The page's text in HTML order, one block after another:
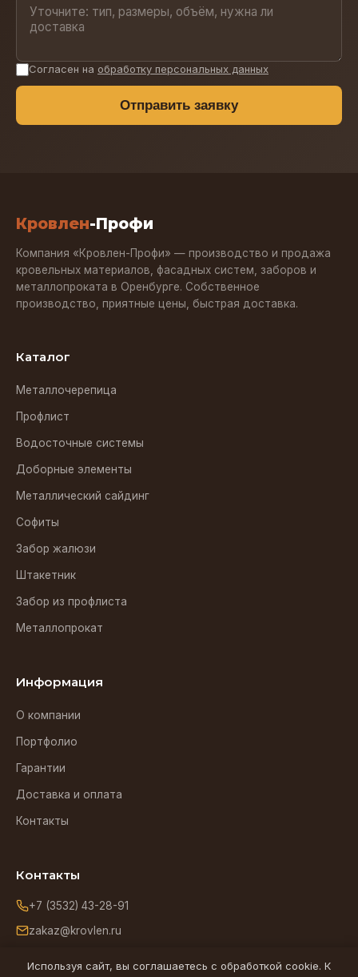
Согласен на обработку персональных данных
Отправить заявку
Кровлен-Профи
Компания «Кровлен-Профи» — производство и продажа
кровельных материалов, фасадных систем, заборов и
металлопроката в Оренбурге. Собственное
производство, приятные цены, быстрая доставка.
Каталог
Металлочерепица
Профлист
Водосточные системы
Доборные элементы
Металлический сайдинг
Софиты
Забор жалюзи
Штакетник
Забор из профлиста
Металлопрокат
Информация
О компании
Портфолио
Гарантии
Доставка и оплата
Контакты
Контакты
+7 (3532) 43-28-91
zakaz@krovlen.ru
Используя сайт, вы соглашаетесь с обработкой cookie. К